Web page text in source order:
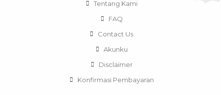
Tentang Kami
FAQ
Contact Us
Akunku
Disclaimer
Konfirmasi Pembayaran